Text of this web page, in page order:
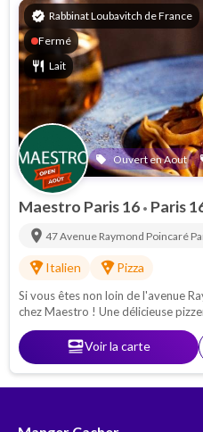
verified Rabbinat Loubavitch de France
Fermé
restaurant Lait
local_offer Ouvert en Aout
Maestro Paris 16 • Paris
location_on 47 Avenue Raymond Poincaré
local_pizzaItalien local_pizzaPizza
Si vous êtes non loin de l'avenue
chez Maestro ! Une délicieuse pizzeria ! Cuisine italienne
Pâtes - pizzas - antipasti. Proche
set_mealVoir la carte